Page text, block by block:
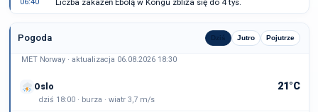
Liczba zakażeń Ebolą w Kongu zbliża się do 4 tys.
Pogoda Dziś Jutro Pojutrze
MET Norway · aktualizacja 06.08.2026 18:30
Oslo 21°C
dziś 18:00 · burza · wiatr 3,7 m/s